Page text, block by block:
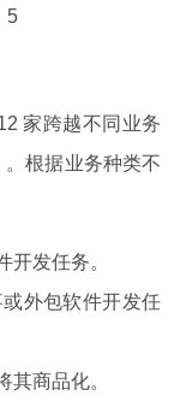
5
家跨越不同业务
根据业务种类不
发任务。
外包软件开发任
商品化。